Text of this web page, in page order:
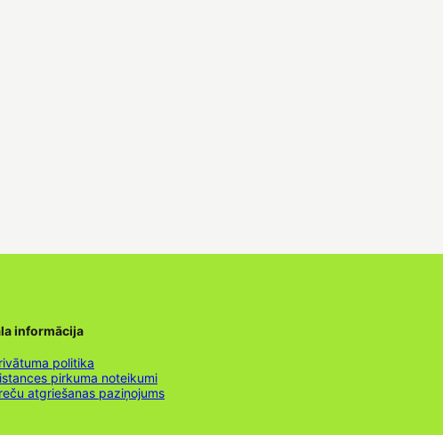
informācija
politika
pirkuma noteikumi
atgriešanas paziņojums